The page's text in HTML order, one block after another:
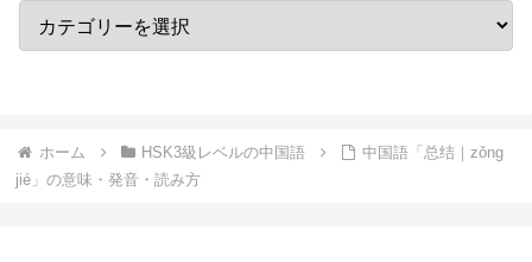
ホーム HSK3級レベルの中国語
中国語「总结｜zǒng
jié」の意味・発音・読み方